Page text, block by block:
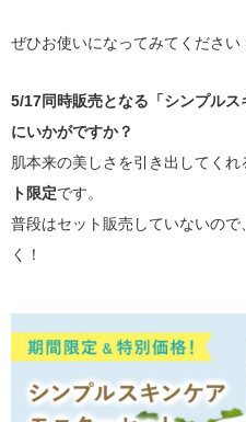
ぜひお使いになってみてください
5/17同時販売となる「シンプル
にいかがですか？
肌本来の美しさを引き出してくれ
ト限定です。
普段はセット販売していないの
く！